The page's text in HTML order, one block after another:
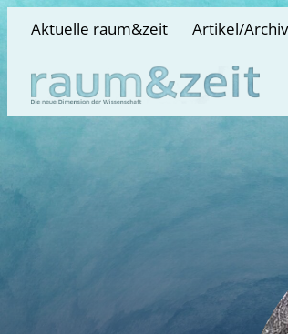
Aktuelle raum&zeit Artikel/Archiv